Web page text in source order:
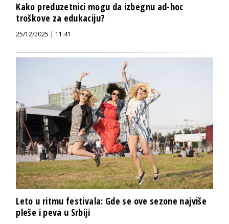
Kako preduzetnici mogu da izbegnu ad-hoc
troškove za edukaciju?
25/12/2025 | 11:41
Leto u ritmu festivala: Gde se ove sezone najviše
pleše i peva u Srbiji